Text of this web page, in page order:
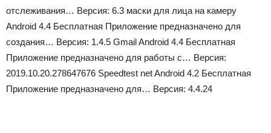
отслеживания… Версия: 6.3 маски для лица на камеру
Android 4.4 Бесплатная Приложение предназначено для
создания… Версия: 1.4.5 Gmail Android 4.4 Бесплатная
Приложение предназначено для работы с… Версия:
2019.10.20.278647676 Speedtest net Android 4.2 Бесплатная
Приложение предназначено для… Версия: 4.4.24